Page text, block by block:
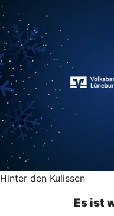
Hinter den Kulissen
Es ist